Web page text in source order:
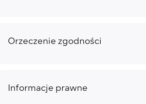
Orzeczenie zgodności
Informacje prawne